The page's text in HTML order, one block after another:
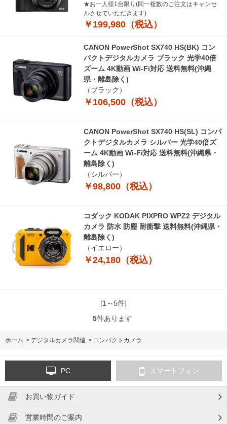
★お一人様1台限り(同一複数のご注文はキャンセ
ルさせていただきます)
￥199,980（税込）
CANON PowerShot SX740 HS(BK) コン
パクトデジタルカメラ ブラック 光学40倍
ズーム 4K動画 Wi-Fi対応 送料無料(沖縄
県・離島除く)
（ブラック）
￥106,500（税込）
CANON PowerShot SX740 HS(SL) コンパ
クトデジタルカメラ シルバー 光学40倍ズ
ーム 4K動画 Wi-Fi対応 送料無料(沖縄県・
離島除く)
（シルバー）
￥98,800（税込）
コダック KODAK PIXPRO WPZ2 デジタル
カメラ 防水 防塵 耐衝撃 送料無料(沖縄県・
離島除く)
（イエロー）
￥24,180（税込）
[1～5件]
5件あります
ホーム > デジタルカメラ関連 > コンパクトカメラ
PC スマートフォン
お買い物ガイド
営業時間のご案内